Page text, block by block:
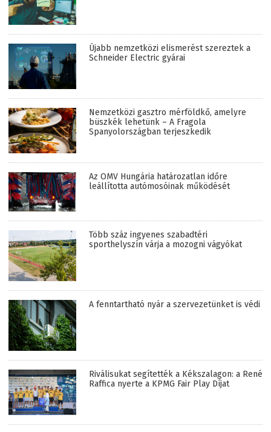
Újabb nemzetközi elismerést szereztek a
Schneider Electric gyárai
Nemzetközi gasztro mérföldkő, amelyre
büszkék lehetünk – A Fragola
Spanyolországban terjeszkedik
Az OMV Hungária határozatlan időre
leállította autómosóinak működését
Több száz ingyenes szabadtéri
sporthelyszín várja a mozogni vágyókat
A fenntartható nyár a szervezetünket is védi
Riválisukat segítették a Kékszalagon: a René
Raffica nyerte a KPMG Fair Play Díjat